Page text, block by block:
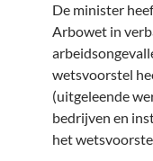
De minister
Arbowet in
wetsvoorstel
(uitgeleende
bedrijven en
het